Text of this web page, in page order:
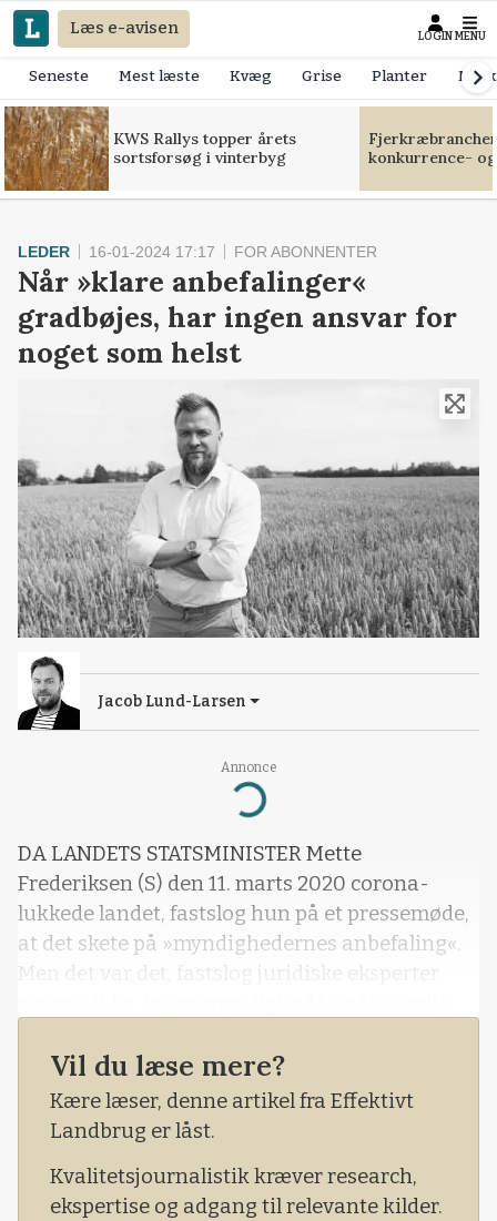
Læs e-avisen LOGIN MENU
Seneste Mest læste Kvæg Grise Planter
KWS Rallys topper årets
sortsforsøg i vinterbyg
konkurrence-
Annonce
Loading...
LEDER 16-01-2024 17:17 FOR ABONNENTER
Når »klare anbefalinger«
gradbøjes, har ingen ansvar for
noget som helst
Jacob Lund-Larsen
DA LANDETS STATSMINISTER Mette
Frederiksen (S) den 11. marts 2020 corona-
lukkede landet, fastslog hun på et pressemøde,
at det skete på »myndighedernes anbefaling«.
Men det var det, fastslog juridiske eksperter
regeringen med statsministeren for bordenden
som bekendt, at alle mink i Danmark skulle
slagtes. Det sagde statsministeren på et
som bekendt, uden at statsmin
Vil du læse mere?
Kære læser, denne artikel fra Effektivt
Landbrug er låst.
Kvalitetsjournalistik kræver research,
ekspertise og adgang til relevante kilder.